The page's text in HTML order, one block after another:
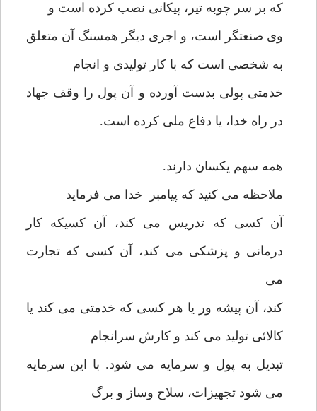
که بر سر چوبه تیر، پیکانی نصب کرده است و
وی صنعتگر است، و اجری دیگر همسنگ آن متعلق
به شخصی است که با کار تولیدی و انجام
خدمتی پولی بدست آورده و آن پول را وقف جهاد
در راه خدا، یا دفاع ملی کرده است.
همه سهم یکسان دارند.
ملاحظه می کنید که پیامبر خدا می فرماید
آن کسی که تدریس می کند، آن کسیکه کار
درمانی و پزشکی می کند، آن کسی که تجارت
می
کند، آن پیشه ور یا هر کسی که خدمتی می کند یا
کالائی تولید می کند و کارش سرانجام
تبدیل به پول و سرمایه می شود. با این سرمایه
می شود تجهیزات، سلاح وساز و برگ